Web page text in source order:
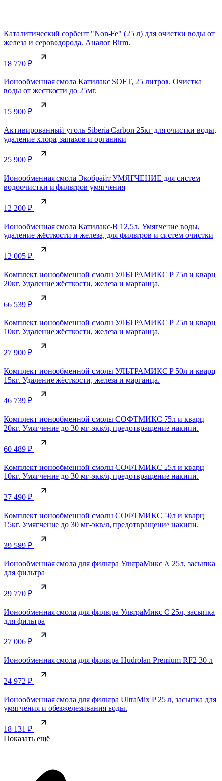
Каталитический сорбент "Non-Fe" (25 л) для очистки воды от
железа и сероводорода. Аналог Birm.
18 770 ₽
Ионообменная смола Катилакс SOFT, 25 литров. Очистка
воды от жесткости до 25мг.
15 900 ₽
Активированный уголь Siberia Carbon 25кг для очистки воды,
удаление хлора, запахов и органики
25 900 ₽
Ионообменная смола Экобрайт УМЯГЧЕНИЕ для систем
водоочистки и фильтров умягчения
12 200 ₽
Ионообменная смола Катилакс-B 12,5л. Умягчение воды,
удаление жёсткости и железа, для фильтров и систем очистки
12 005 ₽
Комплект ионообменной смолы УЛЬТРАМИКС P 75л и кварц
20кг. Удаление жёсткости, железа и марганца.
66 539 ₽
Комплект ионообменной смолы УЛЬТРАМИКС P 25л и кварц
10кг. Удаление жёсткости, железа и марганца.
27 900 ₽
Комплект ионообменной смолы УЛЬТРАМИКС P 50л и кварц
15кг. Удаление жёсткости, железа и марганца.
46 739 ₽
Комплект ионообменной смолы СОФТМИКС 75л и кварц
20кг. Умягчение до 30 мг-экв/л, предотвращение накипи.
60 489 ₽
Комплект ионообменной смолы СОФТМИКС 25л и кварц
10кг. Умягчение до 30 мг-экв/л, предотвращение накипи.
27 490 ₽
Комплект ионообменной смолы СОФТМИКС 50л и кварц
15кг. Умягчение до 30 мг-экв/л, предотвращение накипи.
39 589 ₽
Ионообменная смола для фильтра УльтраМикс А 25л, засыпка
для фильтра
29 770 ₽
Ионообменная смола для фильтра УльтраМикс С 25л, засыпка
для фильтра
27 006 ₽
Ионообменная смола для фильтра Hudrolan Premium RF2 30 л
24 972 ₽
Ионообменная смола для фильтра UltraMix P 25 л, засыпка для
умягчения и обезжелезивания воды.
18 131 ₽
Показать ещё